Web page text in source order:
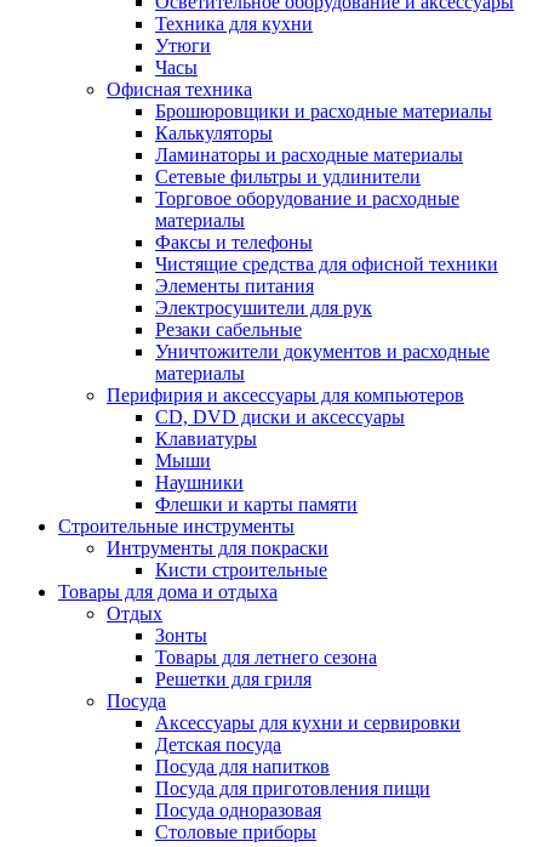
Техника для кухни
Утюги
Часы
Офисная техника
Брошюровщики и расходные материалы
Калькуляторы
Ламинаторы и расходные материалы
Сетевые фильтры и удлинители
Торговое оборудование и расходные
материалы
Факсы и телефоны
Чистящие средства для офисной техники
Элементы питания
Электросушители для рук
Резаки сабельные
Уничтожители документов и расходные
материалы
Перифирия и аксессуары для компьютеров
CD, DVD диски и аксессуары
Клавиатуры
Мыши
Наушники
Флешки и карты памяти
Строительные инструменты
Интрументы для покраски
Кисти строительные
Товары для дома и отдыха
Отдых
Зонты
Товары для летнего сезона
Решетки для гриля
Посуда
Аксессуары для кухни и сервировки
Детская посуда
Посуда для напитков
Посуда для приготовления пищи
Посуда одноразовая
Столовые приборы